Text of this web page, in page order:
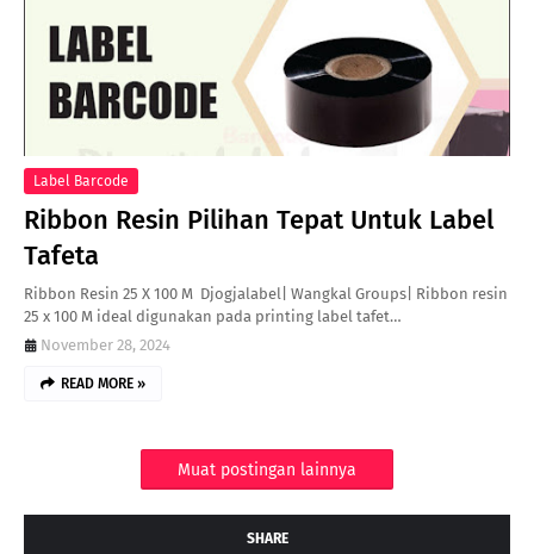
Label Barcode
Ribbon Resin Pilihan Tepat Untuk Label
Tafeta
Ribbon Resin 25 X 100 M Djogjalabel| Wangkal Groups| Ribbon resin
25 x 100 M ideal digunakan pada printing label tafet…
November 28, 2024
READ MORE »
Muat postingan lainnya
SHARE